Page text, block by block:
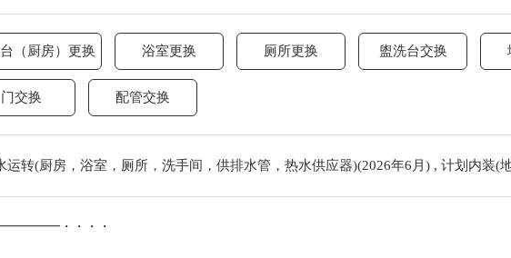
（厨房）更换 浴室更换 厕所更换 盥洗台交换
门交换 配管交换
运转(厨房，浴室，厕所，洗手间，供排水管，热水供应器)(2026年6月) , 计划内装(
・・・・